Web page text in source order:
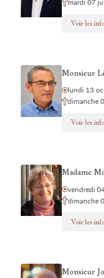
mardi 07
Voir les
Monsieur
lundi 13
dimanche
Voir les
Madame
vendredi
dimanche
Voir les
Monsieur